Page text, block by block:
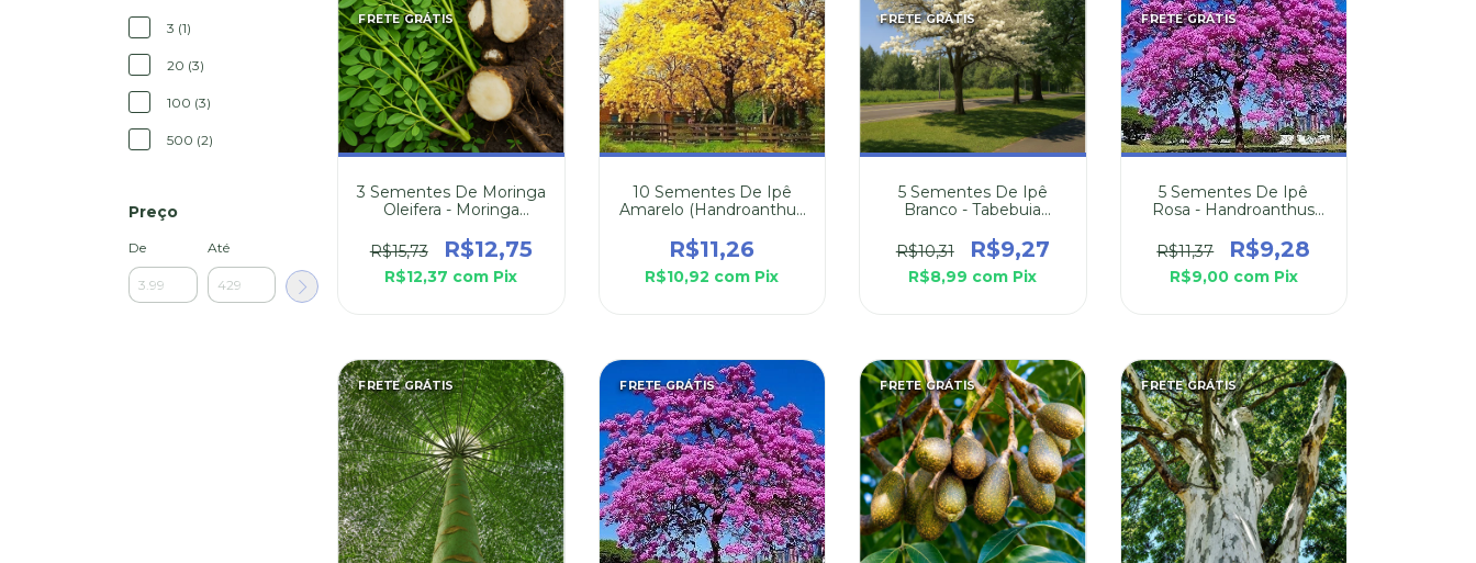
3 (1)
20 (3)
100 (3)
500 (2)
Preço
De Até
FRETE GRÁTIS
3 Sementes De Moringa
Oleifera - Moringa
R$15,73
R$12,75
R$12,37 com Pix
10 Sementes De Ipê
Amarelo (Handroanthus
R$11,26
R$10,92 com Pix
FRETE GRÁTIS
5 Sementes De Ipê
Branco - Tabebuia
R$10,31
R$9,27
R$8,99 com Pix
FRETE GRÁTIS
5 Sementes De Ipê
Rosa - Handroanthus
R$11,37
R$9,28
R$9,00 com Pix
FRETE GRÁTIS FRETE GRÁTIS FRETE GRÁTIS FRETE GRÁTIS